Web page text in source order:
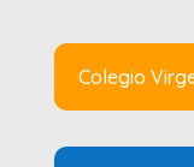
Colegio